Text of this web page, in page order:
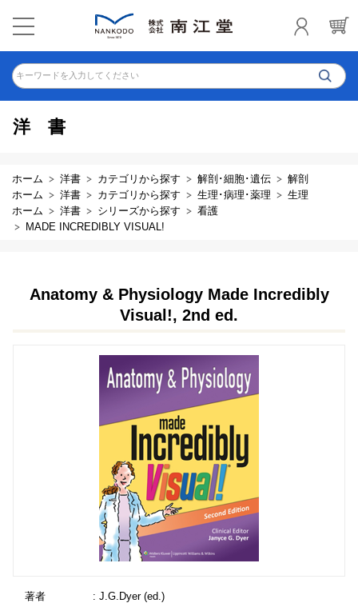
キーワードを入力してください
洋書
ホーム 洋書 カテゴリから探す 解剖･細胞･遺伝
解剖
ホーム
洋書 カテゴリから探す 生理･病理･薬理
生理
ホーム
洋書 シリーズから探す
看護
MADE INCREDIBLY VISUAL!
Anatomy & Physiology Made Incredibly
Visual!, 2nd ed.
著者
: J.G.Dyer (ed.)